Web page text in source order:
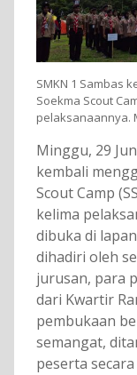
SMKN 1 Sambas
Soekma Scout
pelaksanaannya.
Minggu, 29
kembali
Scout Camp
kelima
dibuka di
dihadiri oleh
jurusan, para
dari Kwartir
pembukaan
semangat,
peserta